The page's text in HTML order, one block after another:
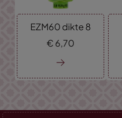
EZM60 dikte 8
€ 6, 70